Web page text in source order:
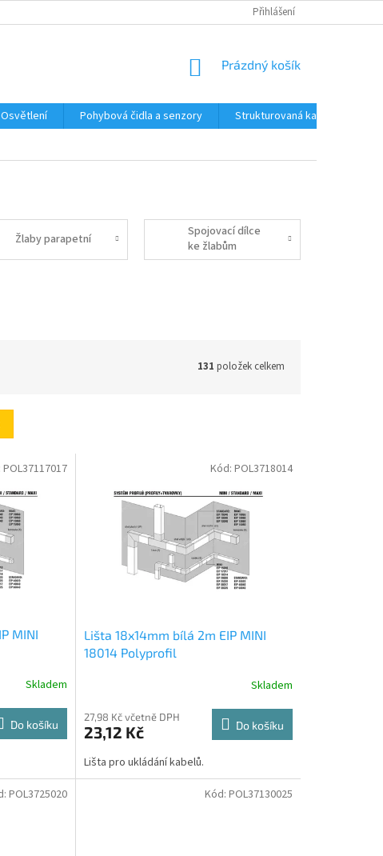
Přihlášení
NÁKUPNÍ
Prázdný košík
Osvětlení Pohybová čidla a senzory Strukturovaná kabeláž
Žlaby parapetní
Spojovací dílce
ke žlabům
131 položek celkem
MINI
Skladem
Do košíku
POL37117017
Lišta 18x14mm bílá 2m EIP MINI
18014 Polyprofil
Skladem
27,98 Kč včetně DPH
23,12 Kč Do košíku
Lišta pro ukládání kabelů.
Kód: POL3718014
POL3725020 Kód: POL37130025